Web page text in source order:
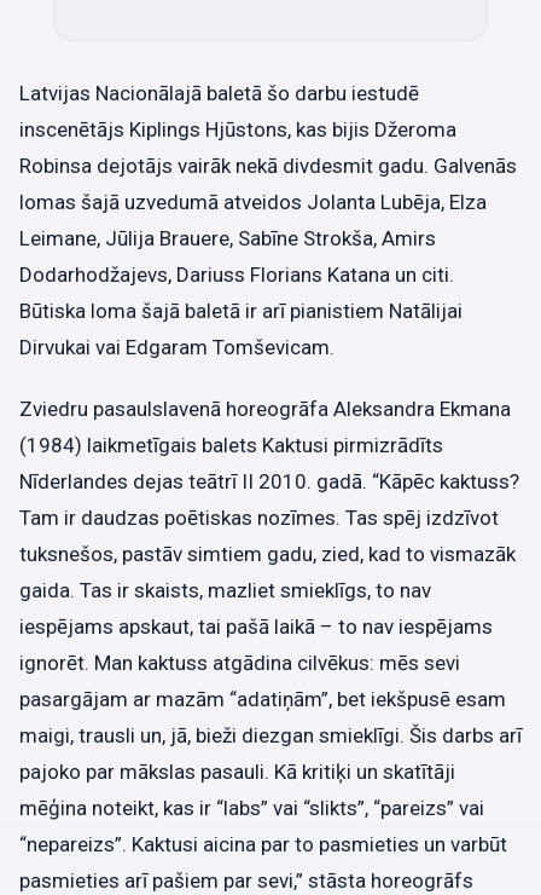
Latvijas Nacionālajā baletā šo darbu iestudē
inscenētājs Kiplings Hjūstons, kas bijis Džeroma
Robinsa dejotājs vairāk nekā divdesmit gadu. Galvenās
lomas šajā uzvedumā atveidos Jolanta Lubēja, Elza
Leimane, Jūlija Brauere, Sabīne Strokša, Amirs
Dodarhodžajevs, Dariuss Florians Katana un citi.
Būtiska loma šajā baletā ir arī pianistiem Natālijai
Dirvukai vai Edgaram Tomševicam.
Zviedru pasaulslavenā horeogrāfa Aleksandra Ekmana
(1984) laikmetīgais balets Kaktusi pirmizrādīts
Nīderlandes dejas teātrī II 2010. gadā. “Kāpēc kaktuss?
Tam ir daudzas poētiskas nozīmes. Tas spēj izdzīvot
tuksnešos, pastāv simtiem gadu, zied, kad to vismazāk
gaida. Tas ir skaists, mazliet smieklīgs, to nav
iespējams apskaut, tai pašā laikā – to nav iespējams
ignorēt. Man kaktuss atgādina cilvēkus: mēs sevi
pasargājam ar mazām “adatiņām”, bet iekšpusē esam
maigi, trausli un, jā, bieži diezgan smieklīgi. Šis darbs arī
pajoko par mākslas pasauli. Kā kritiķi un skatītāji
mēģina noteikt, kas ir “labs” vai “slikts”, “pareizs” vai
“nepareizs”. Kaktusi aicina par to pasmieties un varbūt
pasmieties arī pašiem par sevi,” stāsta horeogrāfs